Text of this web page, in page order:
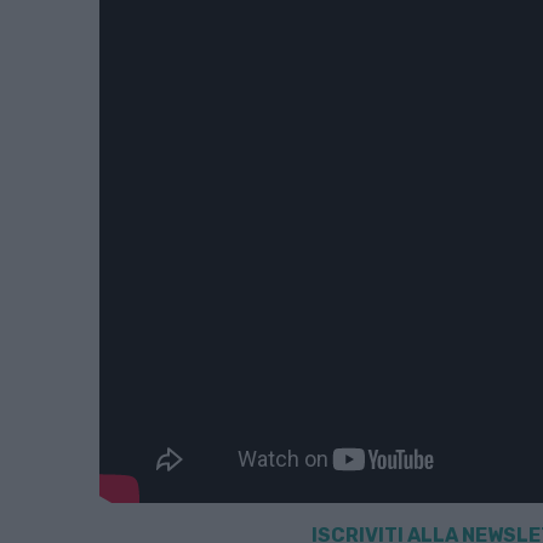
ISCRIVITI ALLA